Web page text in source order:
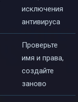
исключения
антивируса
Проверьте
имя и права,
создайте
заново